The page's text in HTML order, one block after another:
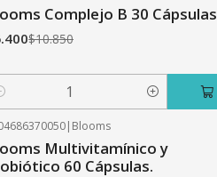
Complejo B 30 Cápsulas
$10.850
| Blooms
Multivitamínico y
60 Cápsulas.